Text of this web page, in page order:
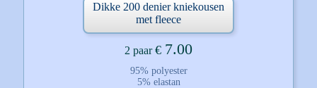
2 paar€ 7.00
95% polyester
5% elastan
Dikke 200 denier kniekousen
met fleece